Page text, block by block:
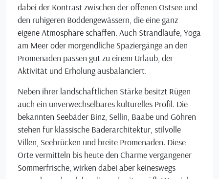
dabei der Kontrast zwischen der offenen Ostsee und
den ruhigeren Boddengewässern, die eine ganz
eigene Atmosphäre schaffen. Auch Strandläufe, Yoga
am Meer oder morgendliche Spaziergänge an den
Promenaden passen gut zu einem Urlaub, der
Aktivität und Erholung ausbalanciert.
Neben ihrer landschaftlichen Stärke besitzt Rügen
auch ein unverwechselbares kulturelles Profil. Die
bekannten Seebäder Binz, Sellin, Baabe und Göhren
stehen für klassische Bäderarchitektur, stilvolle
Villen, Seebrücken und breite Promenaden. Diese
Orte vermitteln bis heute den Charme vergangener
Sommerfrische, wirken dabei aber keineswegs